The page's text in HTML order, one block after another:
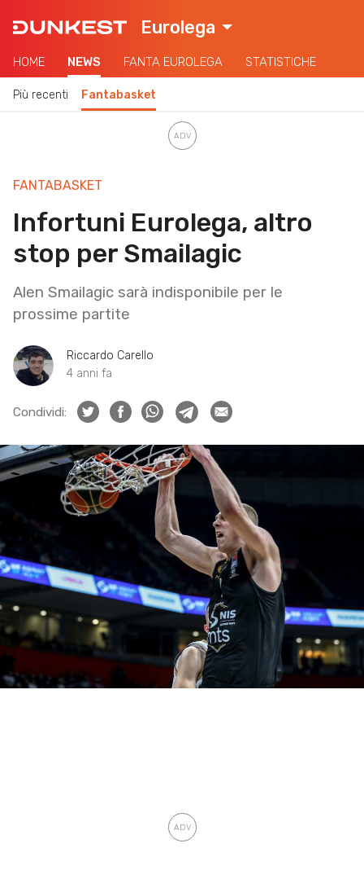
Eurolega
HOME NEWS FANTA EUROLEGA STATISTICHE
Più recenti Fantabasket
FANTABASKET
Infortuni Eurolega, altro
stop per Smailagic
Alen Smailagic sarà indisponibile per le
prossime partite
Riccardo Carello
4 anni fa
Condividi: